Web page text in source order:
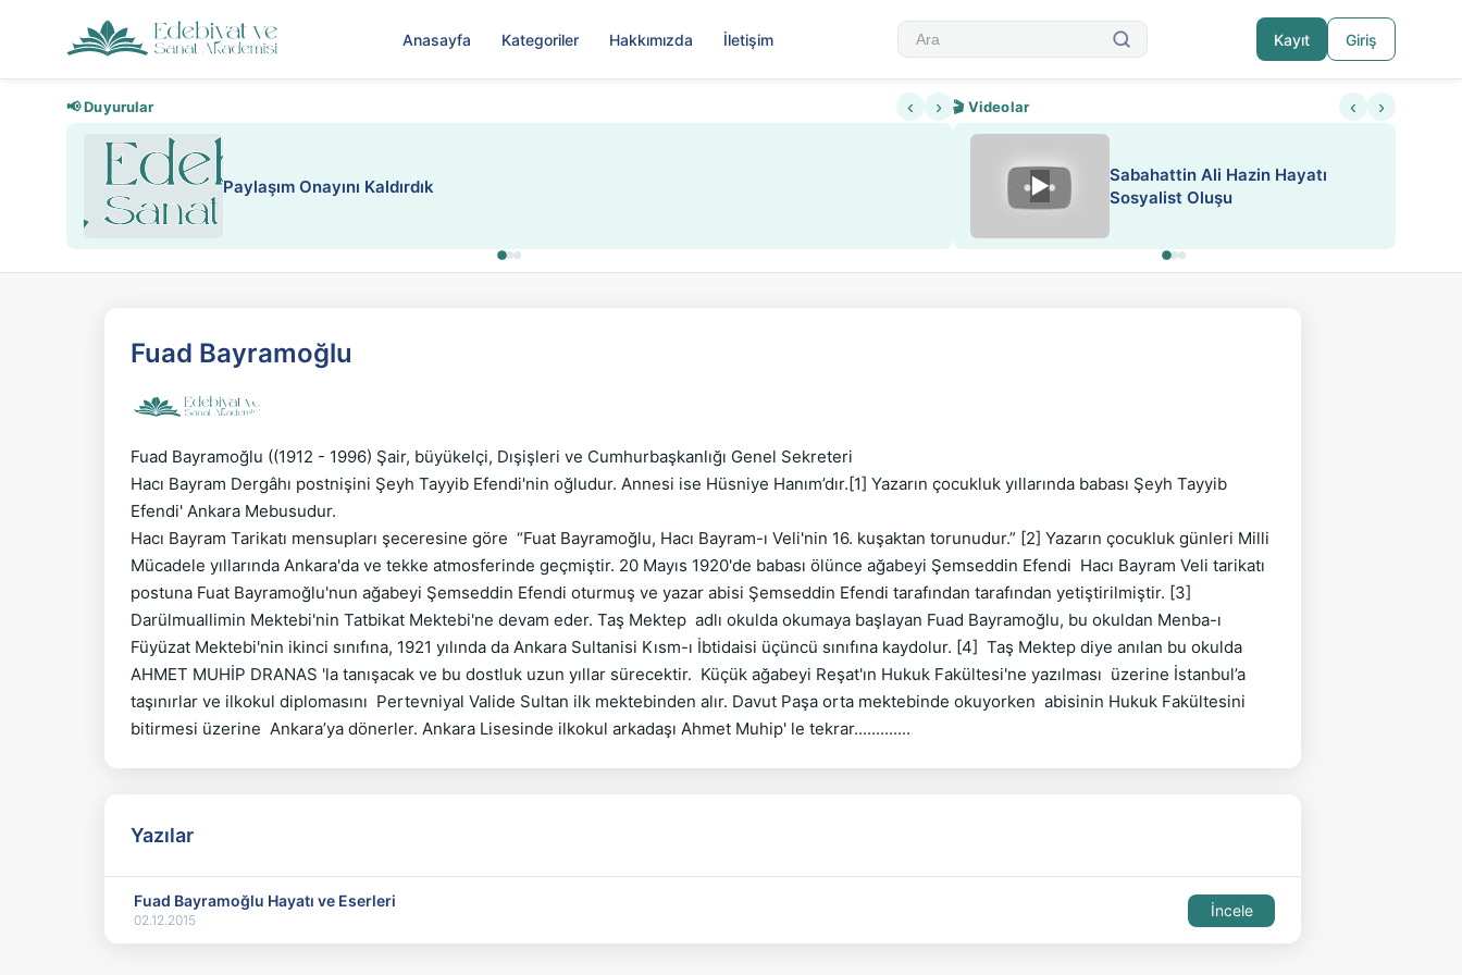
Anasayfa Kategoriler Hakkımızda İletişim Kayıt Giriş
📢 Duyurular ‹ ›
Paylaşım Onayını Kaldırdık Nadir içeriklere kısıtlama ve kredi sistemi
🎬 Videolar ‹ ›
▶
Sabahattin Ali Hazin Hayatı
Sosyalist Oluşu
Fuad Bayramoğlu
Fuad Bayramoğlu ((1912 - 1996) Şair, büyükelçi, Dışişleri ve Cumhurbaşkanlığı Genel Sekreteri
Hacı Bayram Dergâhı postnişini Şeyh Tayyib Efendi'nin oğludur. Annesi ise Hüsniye Hanım’dır.[1] Yazarın çocukluk yıllarında babası Şeyh Tayyib
Efendi' Ankara Mebusudur.
Hacı Bayram Tarikatı mensupları şeceresine göre  “Fuat Bayramoğlu, Hacı Bayram-ı Veli'nin 16. kuşaktan torunudur.” [2] Yazarın çocukluk günleri Milli
Mücadele yıllarında Ankara'da ve tekke atmosferinde geçmiştir. 20 Mayıs 1920'de babası ölünce ağabeyi Şemseddin Efendi  Hacı Bayram Veli tarikatı
postuna Fuat Bayramoğlu'nun ağabeyi Şemseddin Efendi oturmuş ve yazar abisi Şemseddin Efendi tarafından tarafından yetiştirilmiştir. [3]
Darülmuallimin Mektebi'nin Tatbikat Mektebi'ne devam eder. Taş Mektep  adlı okulda okumaya başlayan Fuad Bayramoğlu, bu okuldan Menba-ı
Füyüzat Mektebi'nin ikinci sınıfına, 1921 yılında da Ankara Sultanisi Kısm-ı İbtidaisi üçüncü sınıfına kaydolur. [4]  Taş Mektep diye anılan bu okulda
AHMET MUHİP DRANAS 'la tanışacak ve bu dostluk uzun yıllar sürecektir.  Küçük ağabeyi Reşat'ın Hukuk Fakültesi'ne yazılması  üzerine İstanbul’a
taşınırlar ve ilkokul diplomasını  Pertevniyal Valide Sultan ilk mektebinden alır. Davut Paşa orta mektebinde okuyorken  abisinin Hukuk Fakültesini
Yazılar
Fuad Bayramoğlu Hayatı ve Eserleri
02.12.2015
İncele